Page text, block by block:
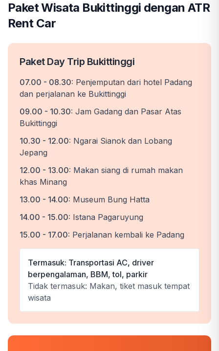
Paket Wisata Bukittinggi dengan ATR
Rent Car
Paket Day Trip Bukittinggi
07.00 - 08.30: Penjemputan dari hotel Padang
dan perjalanan ke Bukittinggi
09.00 - 10.30: Jam Gadang dan Pasar Atas
Bukittinggi
10.30 - 12.00: Ngarai Sianok dan Lobang
Jepang
12.00 - 13.00: Makan siang di rumah makan
khas Minang
13.00 - 14.00: Museum Bung Hatta
14.00 - 15.00: Istana Pagaruyung
15.00 - 17.00: Perjalanan kembali ke Padang
Termasuk: Transportasi AC, driver
berpengalaman, BBM, tol, parkir
Tidak termasuk: Makan, tiket masuk tempat
wisata